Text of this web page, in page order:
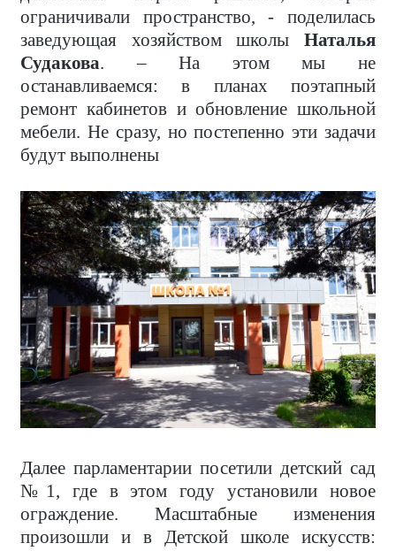
ограничивали пространство, - поделилась
заведующая хозяйством школы Наталья
Судакова. – На этом мы не
останавливаемся: в планах поэтапный
ремонт кабинетов и обновление школьной
мебели. Не сразу, но постепенно эти задачи
будут выполнены
Далее парламентарии посетили детский сад
№1, где в этом году установили новое
ограждение. Масштабные изменения
произошли и в Детской школе искусств: